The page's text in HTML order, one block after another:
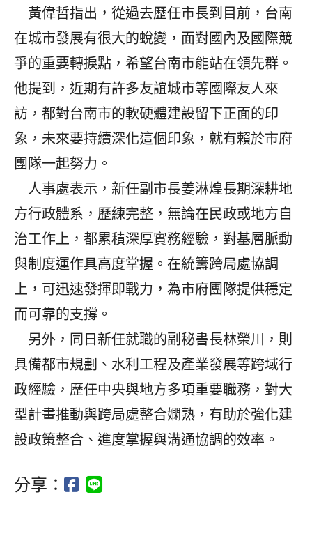
黃偉哲指出，從過去歷任市長到目前，台南
在城市發展有很大的蛻變，面對國內及國際競
爭的重要轉捩點，希望台南市能站在領先群。
他提到，近期有許多友誼城市等國際友人來
訪，都對台南市的軟硬體建設留下正面的印
象，未來要持續深化這個印象，就有賴於市府
團隊一起努力。
人事處表示，新任副市長姜淋煌長期深耕地
方行政體系，歷練完整，無論在民政或地方自
治工作上，都累積深厚實務經驗，對基層脈動
與制度運作具高度掌握。在統籌跨局處協調
上，可迅速發揮即戰力，為市府團隊提供穩定
而可靠的支撐。
另外，同日新任就職的副秘書長林榮川，則
具備都市規劃、水利工程及產業發展等跨域行
政經驗，歷任中央與地方多項重要職務，對大
型計畫推動與跨局處整合嫻熟，有助於強化建
設政策整合、進度掌握與溝通協調的效率。
分享：